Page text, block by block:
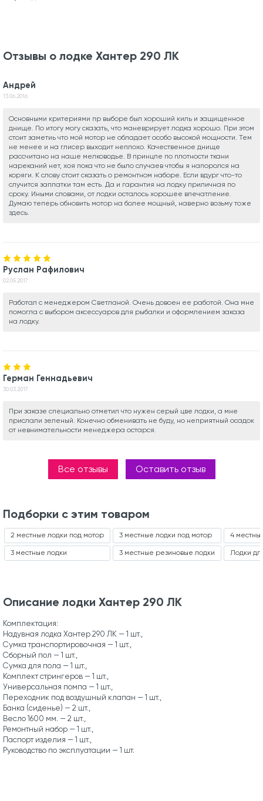
Отзывы о лодке Хантер 290 ЛК
Андрей
13.06.2016
Основными критериями пр выборе был хороший киль и защищенное
днище. По итогу могу сказать, что маневрирует лодка хорошо. При этом
стоит заметиь что мой мотор не обладает особо высокой мощности. Тем
не менее и на глисер выходит неплохо. Качественное днище
рассчитано на наше мелководье. В принцпе по плотности ткани
нареканий нет, хоя пока что не было случаев чтобы я напоролся на
коряги. К слову стоит сказать о ремонтном наборе. Если вдург что-то
случится заплатки там есть. Да и гарантия на лодку приличная по
сроку. Иными словами, от лодки осталось хорошее впечатление.
Думаю теперь обновить мотор на более мощный, наверно возьму тоже
здесь.
Руслан Рафилович
02.05.2017
Работал с менеджером Светланой. Очень довоен ее работой. Она мне
помогла с выбором аксессуаров для рыбалки и оформлением заказа
на лодку.
Герман Геннадьевич
30.03.2017
При заказе специально отметил что нужен серый цве лодки, а мне
прислали зеленый. Конечно обменивать не буду, но неприятный осадок
от невнимательности менеджера остарся.
Все отзывы Оставить отзыв
Подборки с этим товаром
2 местные лодки под мотор
3 местные лодки
3 местные лодки под мотор
3 местные резиновые лодки
4
Лодки
Описание лодки Хантер 290 ЛК
Комплектация:
Надувная лодка Хантер 290 ЛК — 1 шт.,
Сумка транспортировочная — 1 шт.,
Сборный пол — 1 шт.,
Сумка для пола — 1 шт.,
Комплект стрингеров — 1 шт.,
Универсальная помпа — 1 шт.,
Переходник под воздушный клапан — 1 шт.,
Банка (сиденье) — 2 шт.,
Весло 1600 мм. — 2 шт.,
Ремонтный набор — 1 шт.,
Паспорт изделия — 1 шт.,
Руководство по эксплуатации — 1 шт.